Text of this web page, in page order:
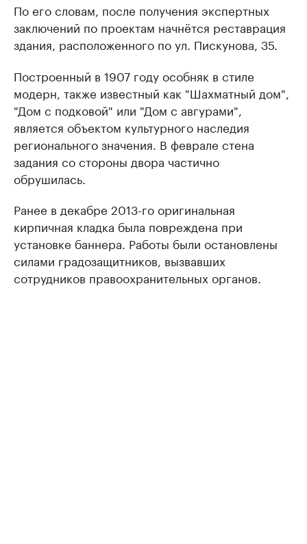
По его словам, после получения экспертных
заключений по проектам начнётся реставрация
здания, расположенного по ул. Пискунова, 35.
Построенный в 1907 году особняк в стиле
модерн, также известный как "Шахматный дом",
"Дом с подковой" или "Дом с авгурами",
является объектом культурного наследия
регионального значения. В феврале стена
задания со стороны двора частично
обрушилась.
Ранее в декабре 2013-го оригинальная
кирпичная кладка была повреждена при
установке баннера. Работы были остановлены
силами градозащитников, вызвавших
сотрудников правоохранительных органов.